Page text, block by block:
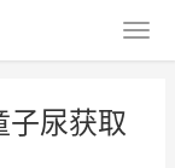
子尿获取